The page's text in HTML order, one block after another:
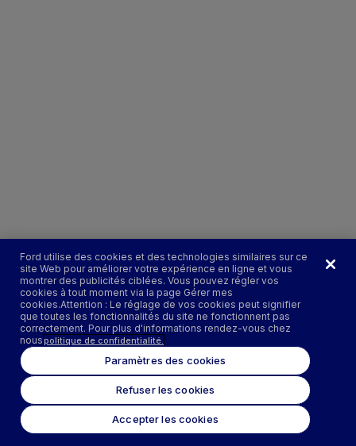
Ford utilise des cookies et des technologies similaires sur ce
site Web pour améliorer votre expérience en ligne et vous
montrer des publicités ciblées. Vous pouvez régler vos
cookies à tout moment via la page Gérer mes
cookies.Attention : Le réglage de vos cookies peut signifier
que toutes les fonctionnalités du site ne fonctionnent pas
correctement. Pour plus d'informations rendez-vous chez
nouspolitique de confidentialité.
Paramètres des cookies
Refuser les cookies
Accepter les cookies